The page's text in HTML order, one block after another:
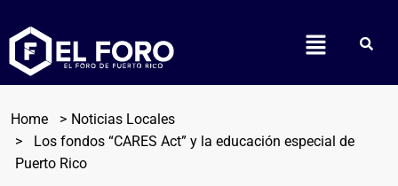
Home
Noticias Locales
Los fondos “CARES Act” y la educación especial de
Puerto Rico